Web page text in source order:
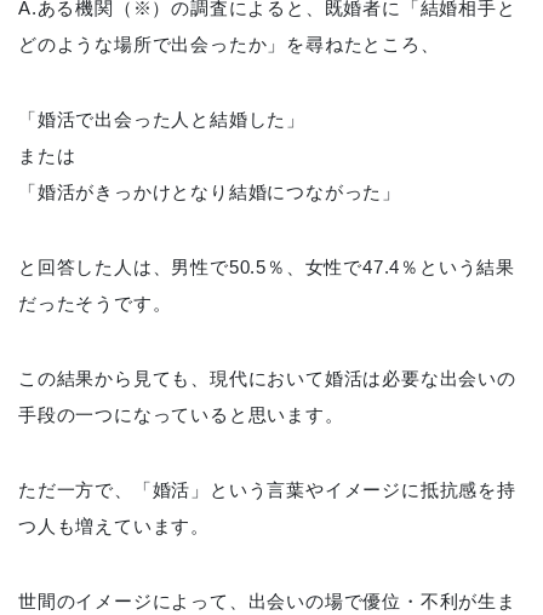
A.ある機関（※）の調査によると、既婚者に「結婚相手と
どのような場所で出会ったか」を尋ねたところ、
「婚活で出会った人と結婚した」
または
「婚活がきっかけとなり結婚につながった」
と回答した人は、男性で50.5％、女性で47.4％という結果
だったそうです。
この結果から見ても、現代において婚活は必要な出会いの
手段の一つになっていると思います。
ただ一方で、「婚活」という言葉やイメージに抵抗感を持
つ人も増えています。
世間のイメージによって、出会いの場で優位・不利が生ま